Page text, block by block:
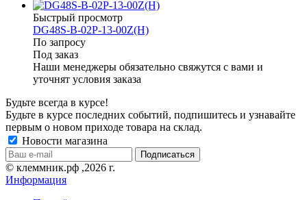
Быстрый просмотр
DG48S-B-02P-13-00Z(H)
По запросу
Под заказ
Наши менеджеры обязательно свяжутся с вами и
уточнят условия заказа
Будьте всегда в курсе!
Будьте в курсе последних событий, подпишитесь и узнавайте
первым о новом приходе товара на склад.
Новости магазина
© клеммник.рф ,2026 г.
Информация